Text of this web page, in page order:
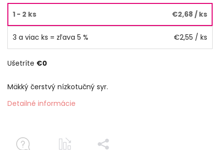
1 - 2 ks €2,68 / ks
3 a viac ks = zľava 5 % €2,55 / ks
Ušetríte €0
Mäkký čerstvý nízkotučný syr.
Detailné informácie